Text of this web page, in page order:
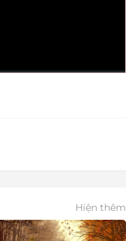
Hiện thêm